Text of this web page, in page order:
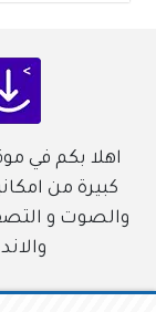
اهلا بكم في
كبيرة من
والصوت و